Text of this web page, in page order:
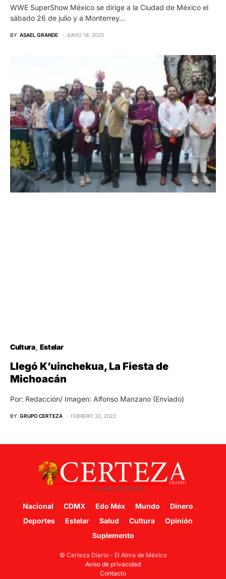
WWE SuperShow México se dirige a la Ciudad de México el
sábado 26 de julio y a Monterrey…
BY ASAEL GRANDE JUNIO 16, 2025
Cultura Estelar
Llegó K’uinchekua, La Fiesta de
Michoacán
Por: Redacción/ Imagen: Alfonso Manzano (Enviado)
BY GRUPO CERTEZA FEBRERO 22, 2022
Nacional CDMX Edo Méx Mundo
Dinero
Deportes
Estelar Salud Cultura
Opinión
Suplemento
© Certeza Diario - El Alma de México
Aviso de privacidad
Contacto